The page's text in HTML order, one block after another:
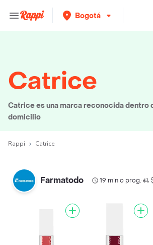
Bogotá
Catrice
Catrice es una marca reconocida
domicilio
Rappi Catrice
Farmatodo 19 min o prog.•